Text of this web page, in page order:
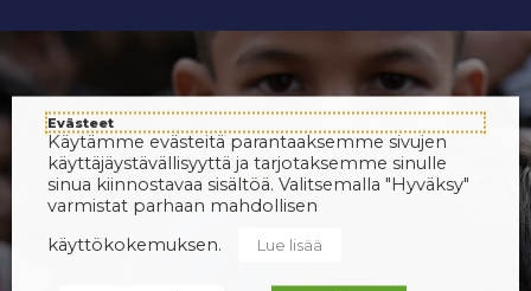
Evästeet
Käytämme evästeitä parantaaksemme sivujen
käyttäjäystävällisyyttä ja tarjotaksemme sinulle
sinua kiinnostavaa sisältöä. Valitsemalla "Hyväksy"
varmistat parhaan mahdollisen
käyttökokemuksen.
Lue lisää